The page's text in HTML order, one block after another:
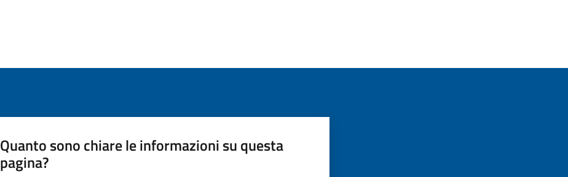
Quanto sono chiare le informazioni su questa
pagina?